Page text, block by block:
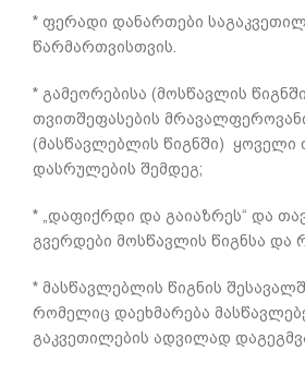
* ფერადი დანართები
წარმართვისთვის.
* გამეორებისა (მოსწავლის
თვითშეფასების
(მასწავლებლის წიგნში) ყოველი
დასრულების შემდეგ;
* „დაფიქრდი და გაიაზრეს“ და
გვერდები მოსწავლის წიგნსა და
* მასწავლებლის წიგნის
რომელიც დაეხმარება
გაკვეთილების ადვილად